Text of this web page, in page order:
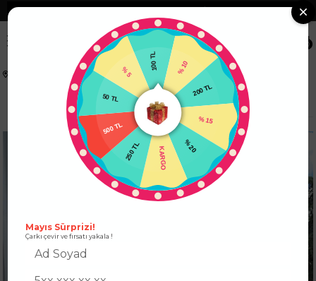
❯
0
ÜST GİYİM ELBİSE
Modal Kumaş Bisiklet Yaka Cep Detay Mini Elbise Beyaz
100 TL
% 10
% 15
% 20
KARGO
250 TL
500 TL
50 TL
% 5
Mayıs Sürprizi!
Çarkı çevir ve fırsatı yakala !